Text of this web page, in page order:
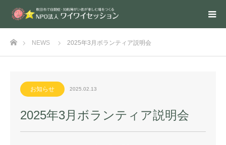
ホームNEWS 2025年3月ボランティア説明会
お知らせ 2025.02.13
2025年3月ボランティア説明会